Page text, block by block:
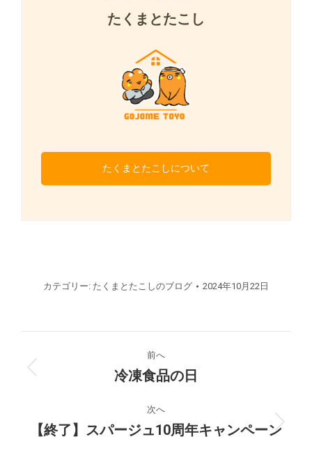
たくまとたこし
たくまとたこしについて
カテゴリー: たくまとたこしのブログ 2024年10月22日
稿
ビ
前へ
前
投
稿:
冷凍食品の日
次へ
次
【終了】スパージュ10周年キャンペーン